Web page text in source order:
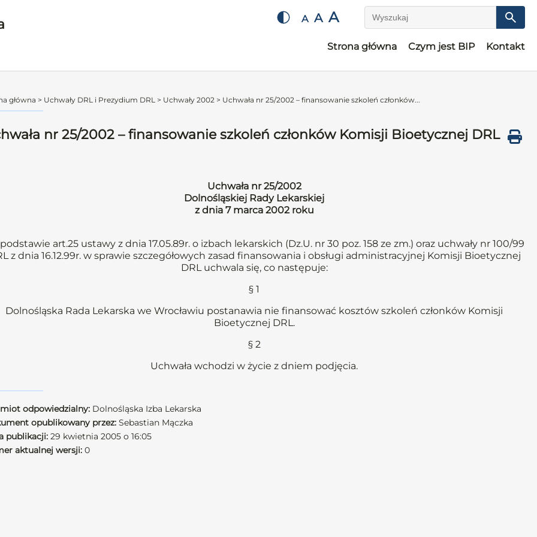
A A A Wyszukaj
Strona główna Czym jest BIP Kontakt
główna > Uchwały DRL i Prezydium DRL > Uchwały 2002 > Uchwała nr 25/2002 – finansowanie szkoleń członków...
nr 25/2002 – finansowanie szkoleń członków Komisji Bioetycznej DRL
Uchwała nr 25/2002
Dolnośląskiej Rady Lekarskiej
z dnia 7 marca 2002 roku
art.25 ustawy z dnia 17.05.89r. o izbach lekarskich (Dz.U. nr 30 poz. 158 ze zm.) oraz uchwały nr 100/99
z dnia 16.12.99r. w sprawie szczegółowych zasad finansowania i obsługi administracyjnej Komisji Bioetycznej
DRL uchwala się, co następuje:
§ 1
Dolnośląska Rada Lekarska we Wrocławiu postanawia nie finansować kosztów szkoleń członków Komisji
Bioetycznej DRL.
§ 2
Uchwała wchodzi w życie z dniem podjęcia.
odpowiedzialny: Dolnośląska Izba Lekarska
opublikowany przez: Sebastian Mączka
publikacji: 29 kwietnia 2005 o 16:05
aktualnej wersji: 0